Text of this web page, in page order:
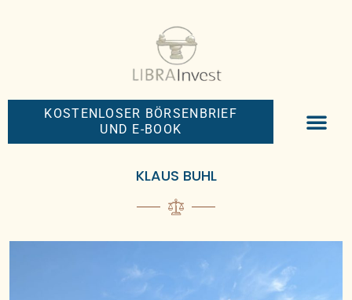
KOSTENLOSER BÖRSENBRIEF
UND E-BOOK
KLAUS BUHL